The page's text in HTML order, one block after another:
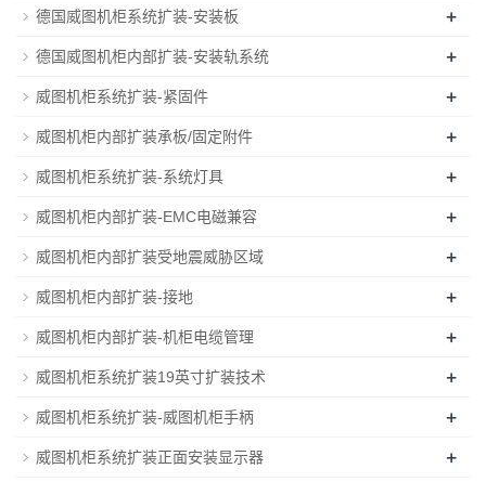
德国威图机柜系统扩装-安装板 +
德国威图机柜内部扩装-安装轨系统 +
威图机柜系统扩装-紧固件 +
威图机柜内部扩装承板/固定附件 +
威图机柜系统扩装-系统灯具 +
威图机柜内部扩装-EMC电磁兼容 +
威图机柜内部扩装受地震威胁区域 +
威图机柜内部扩装-接地 +
威图机柜内部扩装-机柜电缆管理 +
威图机柜系统扩装19英寸扩装技术 +
威图机柜系统扩装-威图机柜手柄 +
威图机柜系统扩装正面安装显示器 +